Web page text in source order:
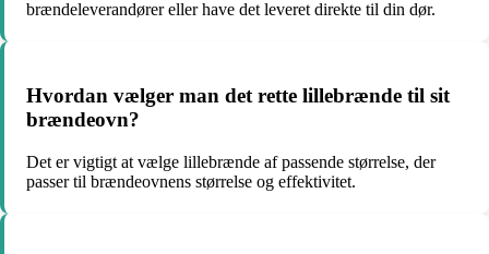
brændeleverandører eller have det leveret direkte til din dør.
Hvordan vælger man det rette lillebrænde til sit
brændeovn?
Det er vigtigt at vælge lillebrænde af passende størrelse, der
passer til brændeovnens størrelse og effektivitet.